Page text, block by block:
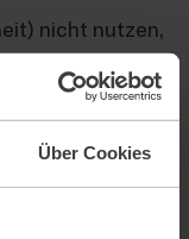
Über Cookies
nicht nutzen,
an Dritte
Verlegung der
ihre Gültigkeit.